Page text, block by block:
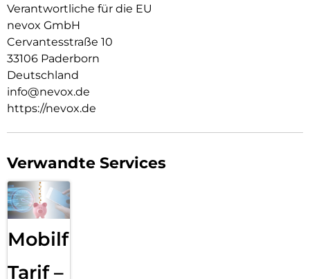
Verantwortliche für die EU
nevox GmbH
Cervantesstraße 10
33106 Paderborn
Deutschland
info@nevox.de
https://nevox.de
Verwandte Services
Mobilfunk
Tarif –